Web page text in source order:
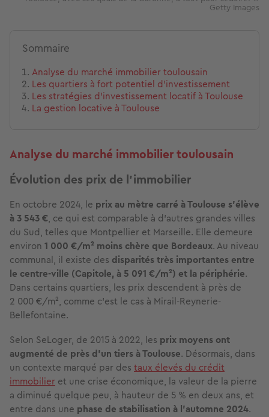
Getty Images
Sommaire
Analyse du marché immobilier toulousain
Les quartiers à fort potentiel d'investissement
Les stratégies d'investissement locatif à Toulouse
La gestion locative à Toulouse
Analyse du marché immobilier toulousain
Évolution des prix de l'immobilier
En octobre 2024, le prix au mètre carré à Toulouse s'élève
à 3 543 €, ce qui est comparable à d'autres grandes villes
du Sud, telles que Montpellier et Marseille. Elle demeure
environ 1 000 €/m² moins chère que Bordeaux. Au niveau
communal, il existe des disparités très importantes entre
le centre-ville (Capitole, à 5 091 €/m²) et la périphérie.
Dans certains quartiers, les prix descendent à près de
2 000 €/m², comme c'est le cas à Mirail-Reynerie-
Bellefontaine.
Selon SeLoger, de 2015 à 2022, les prix moyens ont
augmenté de près d'un tiers à Toulouse. Désormais, dans
un contexte marqué par des taux élevés du crédit
immobilier et une crise économique, la valeur de la pierre
a diminué quelque peu, à hauteur de 5 % en deux ans, et
entre dans une phase de stabilisation à l'automne 2024.